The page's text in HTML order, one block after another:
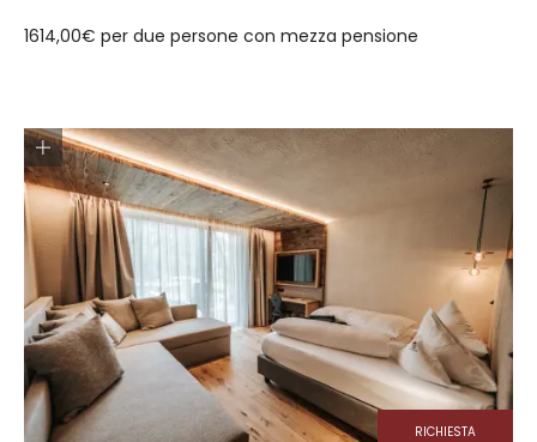
1614,00€ per due persone con mezza pensione
RICHIESTA